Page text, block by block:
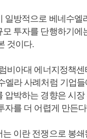
일방적으로 베네수엘
모 투자를 단행하기에
것이다.
비아대 에너지정책
엘라 사례처럼 기업
압박하는 경향은 시
자를 더 어렵게 만든
이란 전쟁으로 봉쇄